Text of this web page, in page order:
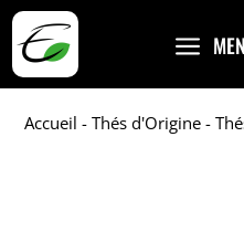
a
Accueil -Thés d'Origine -